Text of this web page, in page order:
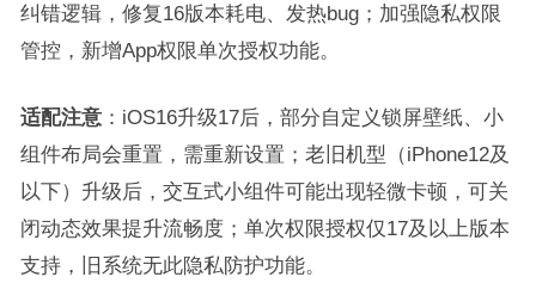
纠错逻辑，修复16版本耗电、发热bug；加强隐私权限
管控，新增App权限单次授权功能。
适配注意：iOS16升级17后，部分自定义锁屏壁纸、小
组件布局会重置，需重新设置；老旧机型（iPhone12及
以下）升级后，交互式小组件可能出现轻微卡顿，可关
闭动态效果提升流畅度；单次权限授权仅17及以上版本
支持，旧系统无此隐私防护功能。